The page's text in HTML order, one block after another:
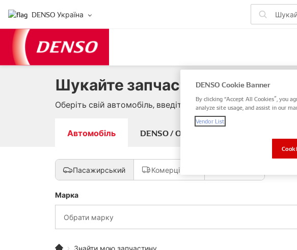
DENSO Україна
Шукайте запчастини для
Оберіть свій автомобіль, введіть артикул DENSO або OE
Автомобіль DENSO / OE артикуль
Пасажирський Комерційний
Марка
Обрати марку
Знайти мою запчастину
DENSO Cookie Banner
By clicking “Accept All Cookies”, you
analyze site usage, and assist in our
Vendor List